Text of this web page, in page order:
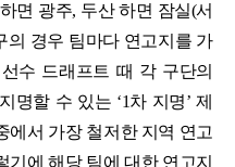
면 광주, 두산 하면 잠실(서
의 경우 팀마다 연고지를 가
수 드래프트 때 각 구단의
명할 수 있는 ‘1차 지명’ 제
에서 가장 철저한 지역 연고
에 해당 팀에 대한 연고지